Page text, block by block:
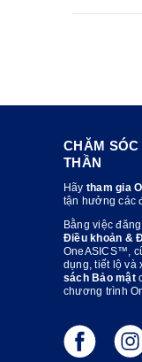
CHĂM
THẦN
Hãy tham gia
tận hưởng các
Bằng việc
Điều khoản &
OneASICS™,
dụng, tiết lộ và
sách Bảo mật
chương trình